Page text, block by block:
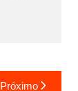
Próximo